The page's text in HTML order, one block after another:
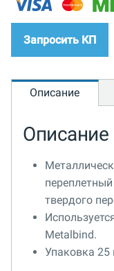
Запросить КП
Описание
Описание
твердого
Metalbind.
Упаковка 25